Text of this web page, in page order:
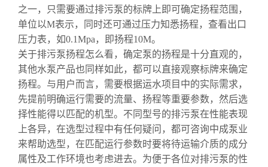
之一，只需要通过排污泵的标牌上即可确定扬程范围，
单位以M表示，同时还可通过压力知悉扬程，查看出口
压力表，如0.1Mpa，即扬程10M。
关于排污泵扬程怎么看，确定泵的扬程是十分直观的，
其他水泵产品也同样如此，都可以直接观察标牌来确定
扬程。与用户而言，需要根据运水项目中的实际需求，
先提前明确运行需要的流量、扬程等重要参数，然后选
择性能得以匹配的机型。不同型号的排污泵在性能表现
上各异，在选型过程中有任何疑问，都可咨询中成泵业
来帮助选型，在匹配运行参数时要将待运输介质的成分
属性及工作环境也考虑进去。为便于各位对排污泵的性